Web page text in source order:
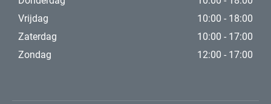
Vrijdag
10:00 - 18:00
Zaterdag
10:00 - 17:00
Zondag
12:00 - 17:00